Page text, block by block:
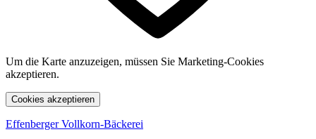
Um die Karte anzuzeigen, müssen Sie Marketing-Cookies
akzeptieren.
Cookies akzeptieren
Effenberger Vollkorn-Bäckerei